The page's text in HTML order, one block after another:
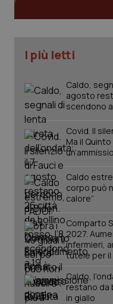
I più letti
Caldo,
agosto
scendono
Covid. Il
Ma il
Caldo
corpo può
calore”
Comparto
2027.
infermieri,
tutele per
Caldo,
restano da
in giallo
PHPSESSID